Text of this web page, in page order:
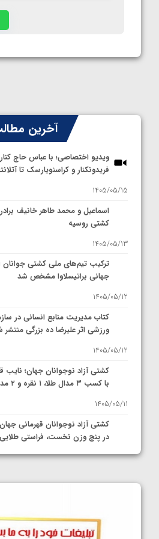
آخرین
ویدیو اختصاصی؛ با عباس حاج
فریدونکنار و کراسنویارسک تا
1405/05/15
اسماعیل و محمد طاهر خانیف
کشتی روسیه
1405/05/13
ترکیب تیم‌های ملی کشتی جوانان
جهانی براتیسلاوا مشخص شد
1405/05/12
کتاب مدیریت منابع انسانی در
ورزشی اثر علیرضا ده بزرگی منتشر
1405/05/12
کشتی آزاد نوجوانان جهان؛ نایب
با کسب ۳ مدال طلا، ۱ نقره و ۲ مدال برنز
1405/05/11
کشتی آزاد نوجوانان قهرمانی
در پنج وزن نخست، فراستی
1405/05/11
کشتی آزاد نوجوانان جهان؛ رقبای